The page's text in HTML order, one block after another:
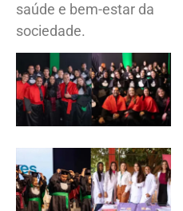
saúde e bem-estar da
sociedade.